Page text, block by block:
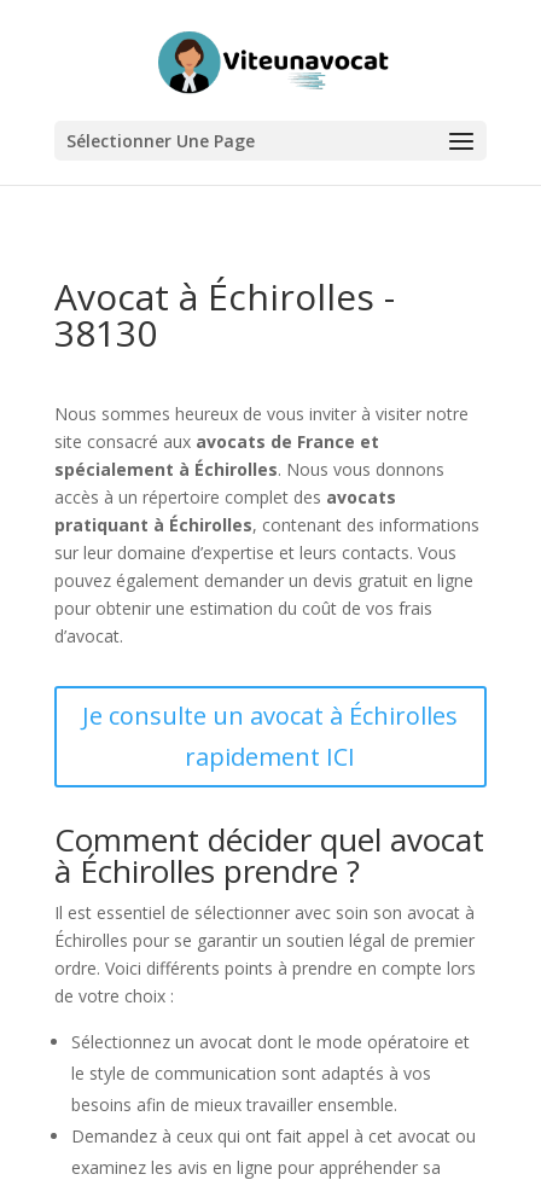
Sélectionner Une Page
Avocat à Échirolles -
38130
Nous sommes heureux de vous inviter à visiter notre
site consacré aux avocats de France et
spécialement à Échirolles. Nous vous donnons
accès à un répertoire complet des avocats
pratiquant à Échirolles, contenant des informations
sur leur domaine d’expertise et leurs contacts. Vous
pouvez également demander un devis gratuit en ligne
pour obtenir une estimation du coût de vos frais
d’avocat.
Je consulte un avocat à Échirolles
rapidement ICI
Comment décider quel avocat
à Échirolles prendre ?
Il est essentiel de sélectionner avec soin son avocat à
Échirolles pour se garantir un soutien légal de premier
ordre. Voici différents points à prendre en compte lors
de votre choix :
Sélectionnez un avocat dont le mode opératoire et
le style de communication sont adaptés à vos
besoins afin de mieux travailler ensemble.
Demandez à ceux qui ont fait appel à cet avocat ou
examinez les avis en ligne pour appréhender sa